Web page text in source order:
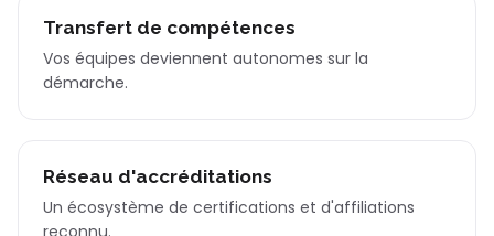
Transfert de compétences
Vos équipes deviennent autonomes sur la
démarche.
Réseau d'accréditations
Un écosystème de certifications et d'affiliations
reconnu.